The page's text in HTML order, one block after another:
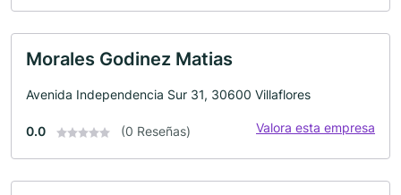
Morales Godinez Matias
Avenida Independencia Sur 31, 30600 Villaflores
0.0 (0 Reseñas) Valora esta empresa